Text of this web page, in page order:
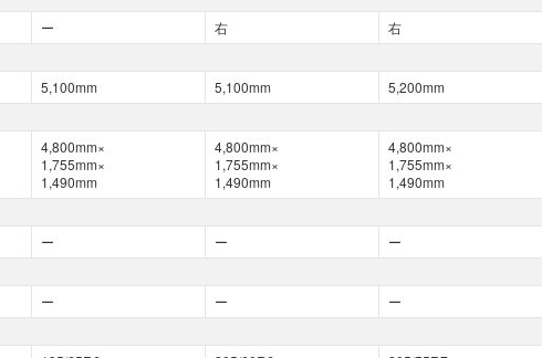
ー 右 右
5,100mm 5,100mm 5,200mm
4,800mm×
1,755mm×
1,490mm
4,800mm×
1,755mm×
1,490mm
4,800mm×
1,755mm×
1,490mm
ー ー ー
ー ー ー